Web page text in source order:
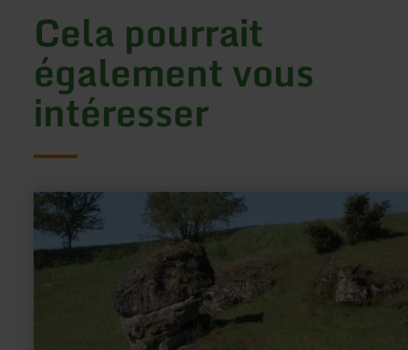
Cela pourrait
également vous
intéresser
en
savoir
plus
Hippelsteinchen